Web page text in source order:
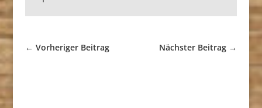
← Vorheriger Beitrag Nächster Beitrag →